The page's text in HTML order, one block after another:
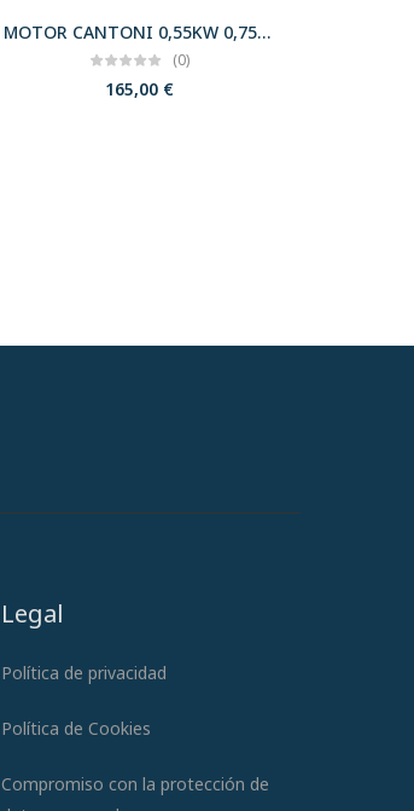
MOTOR CANTONI 0,55KW 0,75CV 3000 B3 T71 230/400 IE2
(0)
165,00 €
Legal
Política de privacidad
Política de Cookies
Compromiso con la protección de